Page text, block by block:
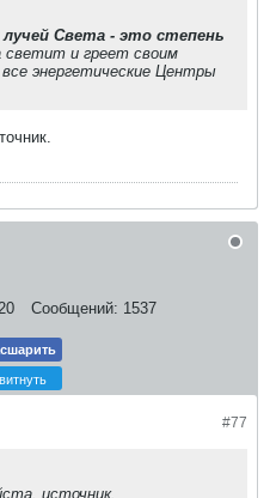
Света - это степень
светит и греет своим
энергетические Центры
Сообщений: 1537
#77
источник.